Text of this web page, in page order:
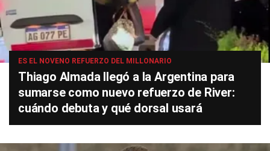
ES EL NOVENO REFUERZO DEL MILLONARIO
Thiago Almada llegó a la Argentina para
sumarse como nuevo refuerzo de River:
cuándo debuta y qué dorsal usará